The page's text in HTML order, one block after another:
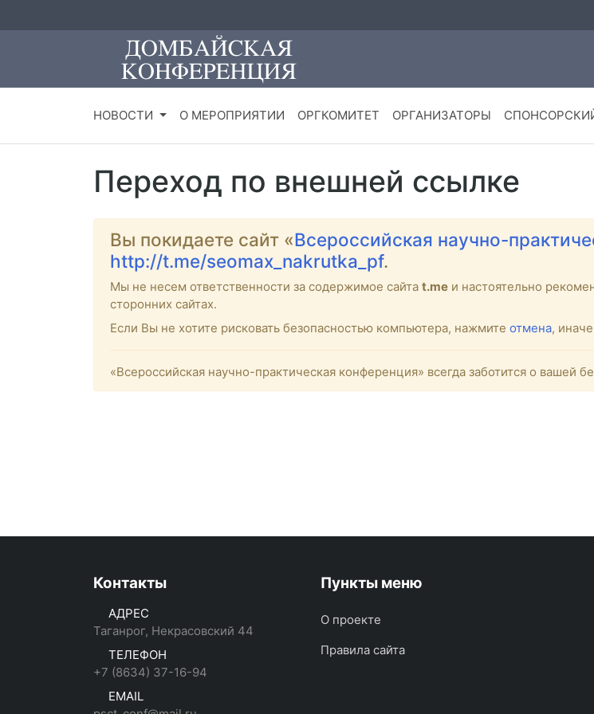
НОВОСТИ О МЕРОПРИЯТИИ ОРГКОМИТЕТ ОРГАНИЗАТОРЫ
Переход по внешней ссылке
Вы покидаете сайт «Всероссийская научно-
http://t.me/seomax_nakrutka_pf.
Мы не несем ответственности за содержимое сайта t.me и настоятельно
сторонних сайтах.
Если Вы не хотите рисковать безопасностью компьютера, нажмите отмена,
«Всероссийская научно-практическая конференция» всегда заботится о вашей
Контакты
АДРЕС
Таганрог, Некрасовский 44
ТЕЛЕФОН
+7 (8634) 37-16-94
EMAIL
Пункты меню
О проекте
Правила сайта